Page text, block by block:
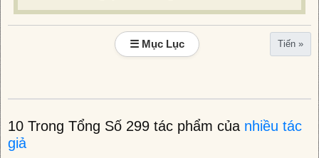
☰ Mục Lục Tiến »
10 Trong Tổng Số 299 tác phẩm của nhiều tác
giả